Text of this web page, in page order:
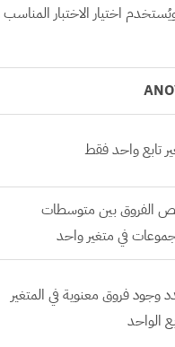
ويُستخدم اختيار الاختبار
تابع واحد فقط
الفروق بين متوسطات
في متغير واحد
وجود فروق معنوية في المتغير
الواحد